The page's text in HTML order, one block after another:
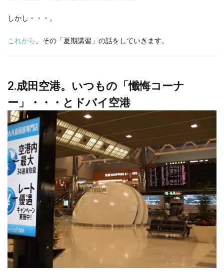
しかし・・・。
これから 、その「夏期講習」の話をしていきます。
2.成田空港。いつもの「懺悔コーナ
ー」・・・とドバイ空港